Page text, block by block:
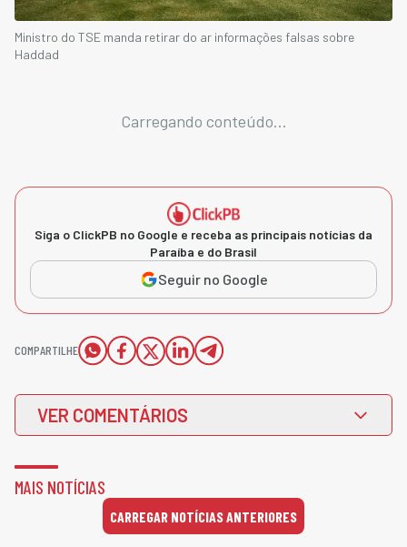
Ministro do TSE manda retirar do ar informações falsas sobre
Haddad
Carregando conteúdo...
Siga o ClickPB no Google e receba as principais notícias da
Paraíba e do Brasil
Seguir no Google
COMPARTILHE
VER COMENTÁRIOS
MAIS NOTÍCIAS
CARREGAR NOTÍCIAS ANTERIORES